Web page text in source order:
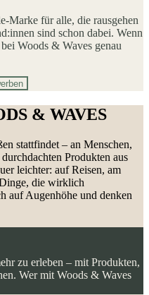
Marke für alle, die rausgehen
sind schon dabei. Wenn
Woods & Waves genau
& WAVES
stattfindet – an Menschen,
Produkten aus
leichter: auf Reisen, am
die wirklich
auf Augenhöhe und denken
zu erleben – mit Produkten,
Wer mit Woods & Waves